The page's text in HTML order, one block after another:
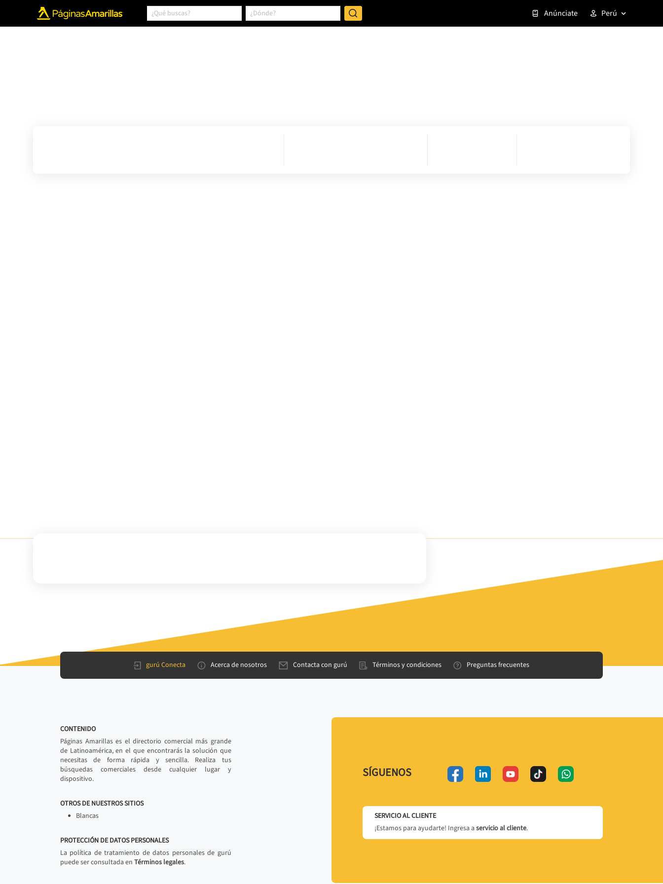
Anúnciate Perú
gurú Conecta Acerca de nosotros Contacta con gurú Términos y condiciones Preguntas frecuentes
CONTENIDO
Páginas Amarillas es el directorio comercial más grande
de Latinoamérica, en el que encontrarás la solución que
necesitas de forma rápida y sencilla. Realiza tus
búsquedas comerciales desde cualquier lugar y
dispositivo.
OTROS DE NUESTROS SITIOS
Blancas
PROTECCIÓN DE DATOS PERSONALES
La política de tratamiento de datos personales de gurú
puede ser consultada en Términos legales.
SÍGUENOS
SERVICIO AL CLIENTE
¡Estamos para ayudarte! Ingresa a servicio al cliente.